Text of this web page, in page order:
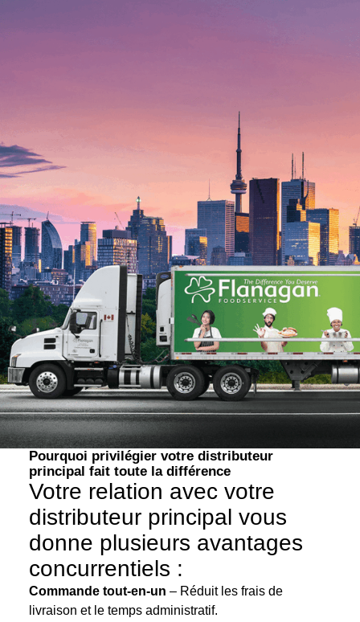
Pourquoi privilégier votre distributeur
principal fait toute la différence
Votre relation avec votre
distributeur principal vous
donne plusieurs avantages
concurrentiels :
Commande tout-en-un – Réduit les frais de
livraison et le temps administratif.